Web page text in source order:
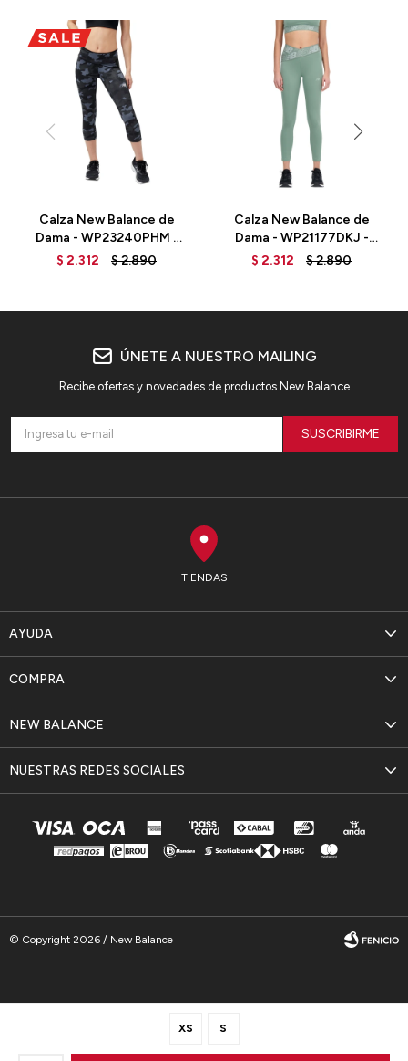
XS S
Calza New Balance de
Dama - WP23240PHM -
GREY
$ 2.312 $2.890
Calza New Balance de
Dama - WP21177DKJ -
GREY
$ 2.312 $2.890
TIENDAS
AYUDA
NEW BALANCE
COMPRA
NUESTRAS REDES SOCIALES
ÚNETE A NUESTRO MAILING
Recibe ofertas y novedades de productos New Balance
SUSCRIBIRME
© Copyright 2026 / New Balance